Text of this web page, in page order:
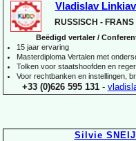
Vladislav
RUSSISCH - FRANS
Beëdigd vertaler /
15 jaar ervaring
Masterdiploma Vertalen met
Tolken voor staatshoofden en
Voor rechtbanken en instellingen,
+33 (0)626 595 131-
Silvie